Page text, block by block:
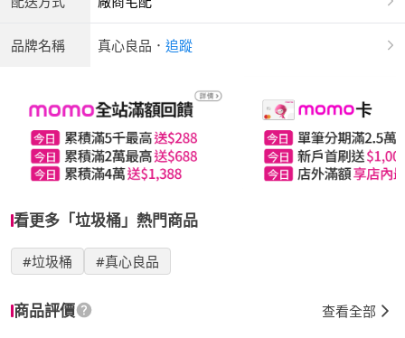
品牌名稱 真心良品 ． 追蹤
看更多「垃圾桶」熱門商品
#垃圾桶 #真心良品
商品評價 查看全部